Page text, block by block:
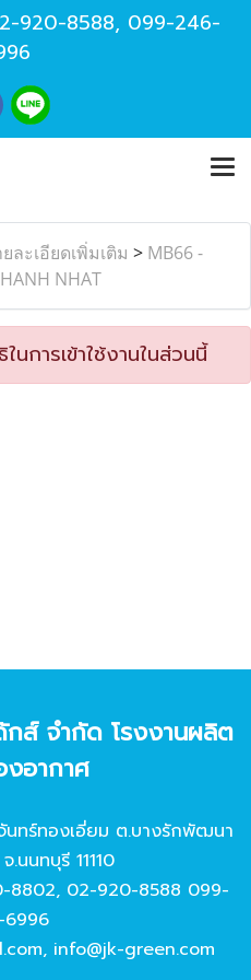
920-8588, 099-246-
ละเอียดเพิ่มเติม > MB66 -
NHAT
การเข้าใช้งานในส่วนนี้
กส์ จํากัด โรงงานผลิต
อากาศ
ทร์ทองเอี่ยม ต.บางรักพัฒนา
.นนทบุรี 11110
8802, 02-920-8588 099-
, info@jk-green.com